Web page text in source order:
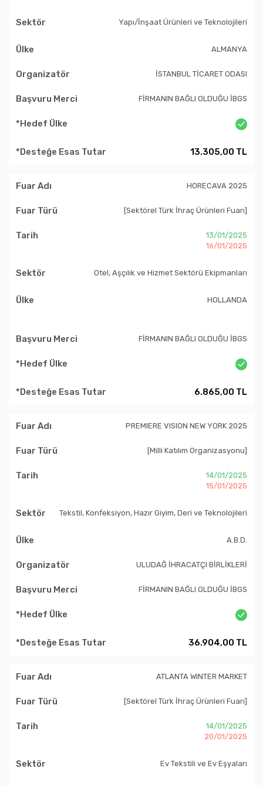
Yapı/İnşaat Ürünleri ve Teknolojileri
ALMANYA
İSTANBUL TİCARET ODASI
FİRMANIN BAĞLI OLDUĞU İBGS
13.305,00 TL
HORECAVA 2025
[Sektörel Türk İhraç Ürünleri Fuarı]
13/01/2025
16/01/2025
Otel, Aşçılık ve Hizmet Sektörü Ekipmanları
HOLLANDA
FİRMANIN BAĞLI OLDUĞU İBGS
6.865,00 TL
PREMIERE VISION NEW YORK 2025
[Milli Katılım Organizasyonu]
14/01/2025
15/01/2025
Tekstil, Konfeksiyon, Hazır Giyim, Deri ve Teknolojileri
A.B.D.
ULUDAĞ İHRACATÇI BİRLİKLERİ
FİRMANIN BAĞLI OLDUĞU İBGS
36.904,00 TL
ATLANTA WINTER MARKET
[Sektörel Türk İhraç Ürünleri Fuarı]
14/01/2025
20/01/2025
Ev Tekstili ve Ev Eşyaları